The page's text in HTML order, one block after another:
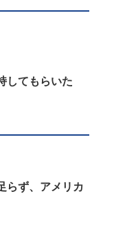
してもらいた
らず、アメリカ